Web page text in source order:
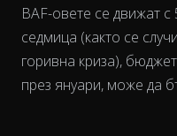
BAF-овете се движат
седмица (както се
горивна криза),
през януари, може да